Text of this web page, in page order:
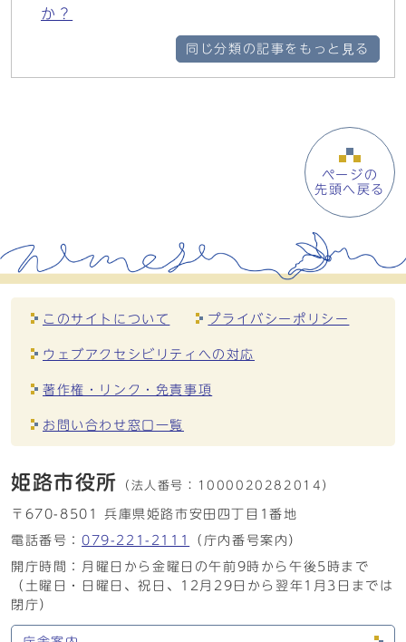
か？
同じ分類の記事をもっと見る
ページの
先頭へ戻る
このサイトについて プライバシーポリシー
ウェブアクセシビリティへの対応
著作権・リンク・免責事項
お問い合わせ窓口一覧
姫路市役所 （法人番号： 1000020282014）
〒670-8501 兵庫県姫路市安田四丁目1番地
電話番号： 079-221-2111
（庁内番号案内）
開庁時間：月曜日から金曜日の午前9時から午後5時まで
（土曜日・日曜日、祝日、12月29日から翌年1月3日までは
閉庁）